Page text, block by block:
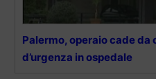
Palermo, operaio cade
d’urgenza in ospedale